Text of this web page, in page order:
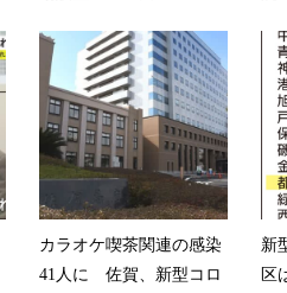
カラオケ喫茶関連の感染
41人に 佐賀、新型コロ
新
区